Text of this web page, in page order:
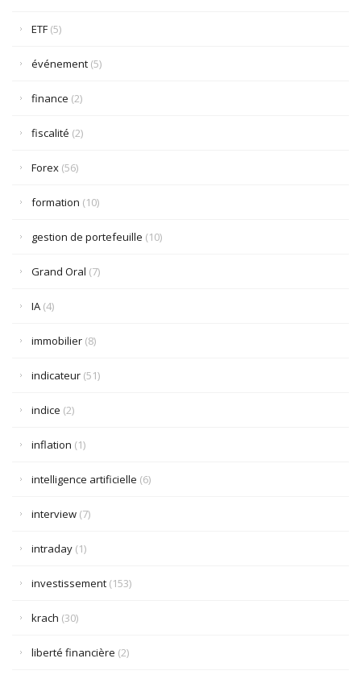
ETF (5)
événement (5)
finance (2)
fiscalité (2)
Forex (56)
formation (10)
gestion de portefeuille (10)
Grand Oral (7)
IA (4)
immobilier (8)
indicateur (51)
indice (2)
inflation (1)
intelligence artificielle (6)
interview (7)
intraday (1)
investissement (153)
krach (30)
liberté financière (2)